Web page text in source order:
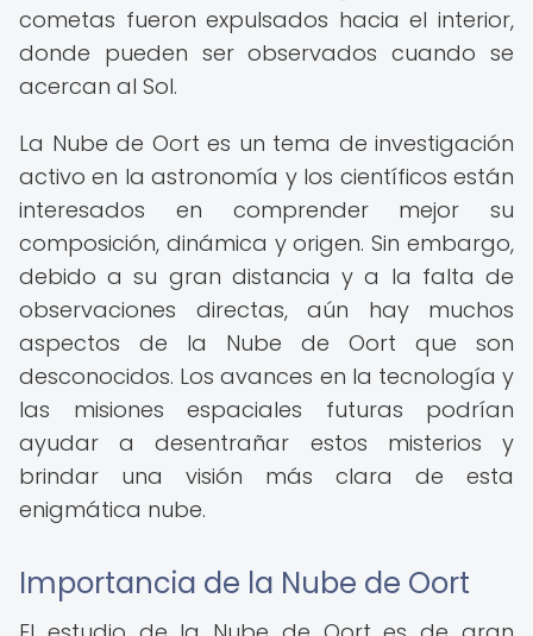
cometas fueron expulsados hacia el interior,
donde pueden ser observados cuando se
acercan al Sol.
La Nube de Oort es un tema de investigación
activo en la astronomía y los científicos están
interesados en comprender mejor su
composición, dinámica y origen. Sin embargo,
debido a su gran distancia y a la falta de
observaciones directas, aún hay muchos
aspectos de la Nube de Oort que son
desconocidos. Los avances en la tecnología y
las misiones espaciales futuras podrían
ayudar a desentrañar estos misterios y
brindar una visión más clara de esta
enigmática nube.
Importancia de la Nube de Oort